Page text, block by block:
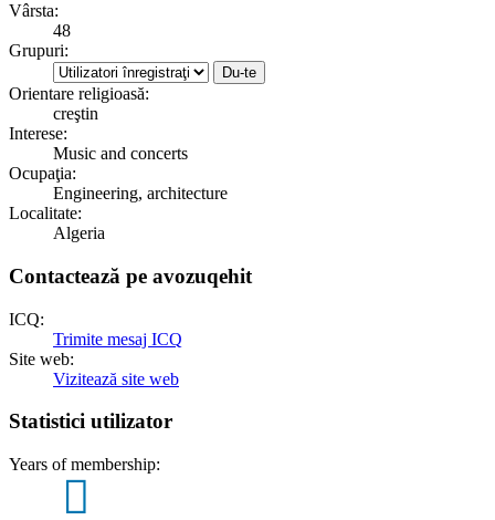
Vârsta:
48
Grupuri:
Orientare religioasă:
creştin
Interese:
Music and concerts
Ocupaţia:
Engineering, architecture
Localitate:
Algeria
Contactează pe avozuqehit
ICQ:
Trimite mesaj ICQ
Site web:
Vizitează site web
Statistici utilizator
Years of membership: